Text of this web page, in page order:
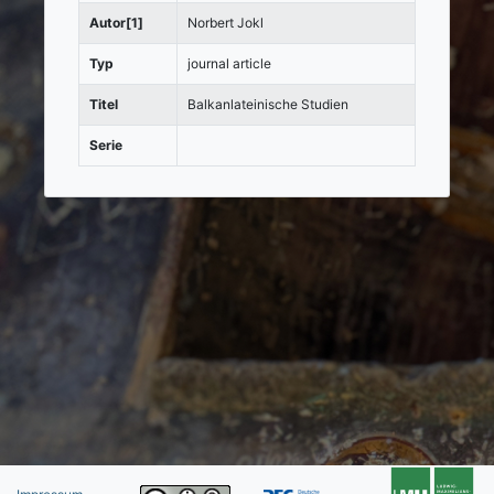
Autor[1] Norbert Jokl
Typ journal article
Titel Balkanlateinische Studien
Serie